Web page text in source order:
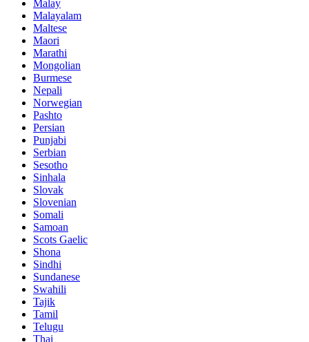
Malay
Malayalam
Maltese
Maori
Marathi
Mongolian
Burmese
Nepali
Norwegian
Pashto
Persian
Punjabi
Serbian
Sesotho
Sinhala
Slovak
Slovenian
Somali
Samoan
Scots Gaelic
Shona
Sindhi
Sundanese
Swahili
Tajik
Tamil
Telugu
Thai